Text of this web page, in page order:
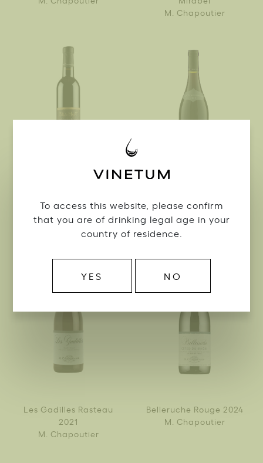
To access this website, please confirm
that you are of drinking legal age in your
country of residence.
YES NO
M. Chapoutier
M. Chapoutier
Nîmes 2023
M. Chapoutier
Les Gadilles Rasteau
2021
M. Chapoutier
Belleruche Rouge 2024
M. Chapoutier